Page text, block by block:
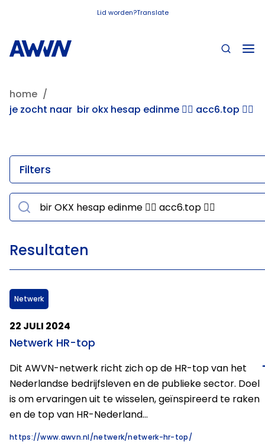
Lid worden?Translate
home
je zocht naar bir okx hesap edinme 👉🏻 acc6.top 👈🏻
Filters
Resultaten
Netwerk
22 JULI 2024
Netwerk HR-top
Dit AWVN-netwerk richt zich op de HR-top van het
Nederlandse bedrijfsleven en de publieke sector. Doel
is om ervaringen uit te wisselen, geïnspireerd te raken
en de top van HR-Nederland…
https://www.awvn.nl/netwerk/netwerk-hr-top/